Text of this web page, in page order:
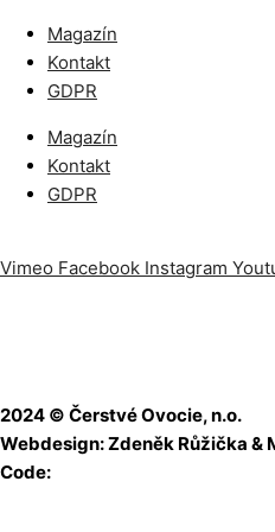
Magazín
Kontakt
GDPR
Magazín
Kontakt
GDPR
Vimeo Facebook Instagram
2024 © Čerstvé Ovocie, n.o.
Webdesign: Zdeněk Růžička &
Code: